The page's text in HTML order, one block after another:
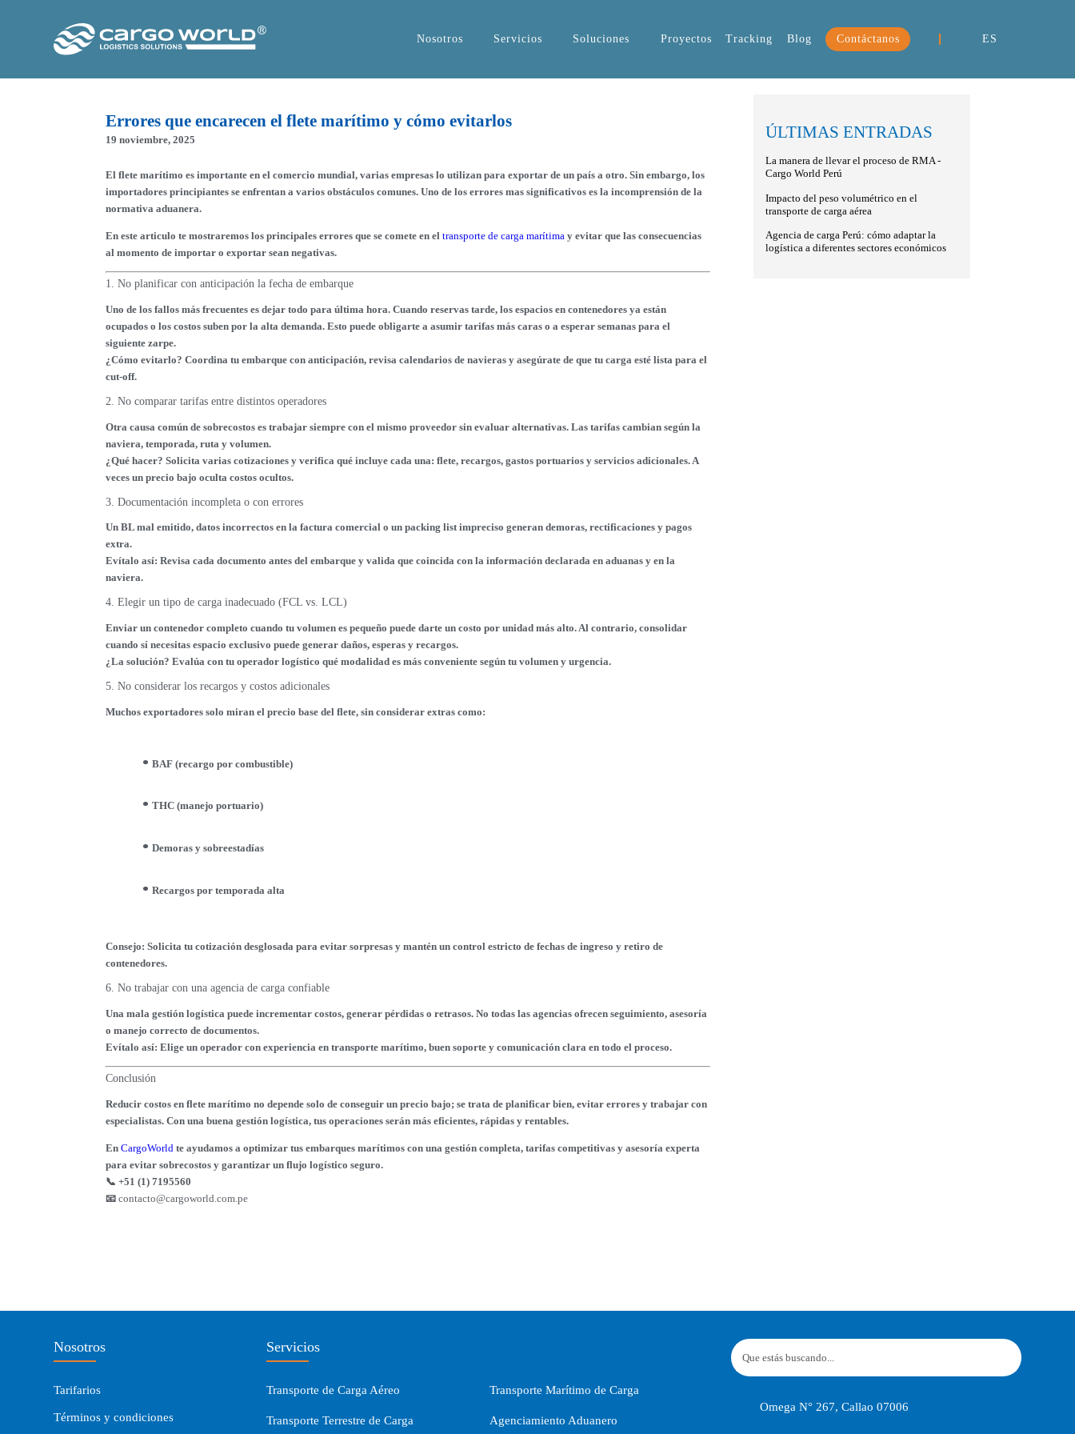
Nosotros Servicios Soluciones Proyectos Tracking Blog Contáctanos ES
Errores que encarecen el flete marítimo y cómo evitarlos
19 noviembre, 2025
El flete marítimo es importante en el comercio mundial, varias empresas lo utilizan para exportar de un país a otro. Sin embargo, los
importadores principiantes se enfrentan a varios obstáculos comunes. Uno de los errores mas significativos es la incomprensión de la
normativa aduanera.
En este articulo te mostraremos los principales errores que se comete en el transporte de carga marítimay evitar que las consecuencias
al momento de importar o exportar sean negativas.
1. No planificar con anticipación la fecha de embarque
Uno de los fallos más frecuentes es dejar todo para última hora. Cuando reservas tarde, los espacios en contenedores ya están
ocupados o los costos suben por la alta demanda. Esto puede obligarte a asumir tarifas más caras o a esperar semanas para el
siguiente zarpe.
¿Cómo evitarlo? Coordina tu embarque con anticipación, revisa calendarios de navieras y asegúrate de que tu carga esté lista para el
cut-off.
2. No comparar tarifas entre distintos operadores
Otra causa común de sobrecostos es trabajar siempre con el mismo proveedor sin evaluar alternativas. Las tarifas cambian según la
naviera, temporada, ruta y volumen.
¿Qué hacer? Solicita varias cotizaciones y verifica qué incluye cada una: flete, recargos, gastos portuarios y servicios adicionales. A
veces un precio bajo oculta costos ocultos.
3. Documentación incompleta o con errores
Un BL mal emitido, datos incorrectos en la factura comercial o un packing list impreciso generan demoras, rectificaciones y pagos
extra.
Evítalo así: Revisa cada documento antes del embarque y valida que coincida con la información declarada en aduanas y en la
naviera.
4. Elegir un tipo de carga inadecuado (FCL vs. LCL)
Enviar un contenedor completo cuando tu volumen es pequeño puede darte un costo por unidad más alto. Al contrario, consolidar
cuando sí necesitas espacio exclusivo puede generar daños, esperas y recargos.
¿La solución? Evalúa con tu operador logístico qué modalidad es más conveniente según tu volumen y urgencia.
5. No considerar los recargos y costos adicionales
Muchos exportadores solo miran el precio base del flete, sin considerar extras como:
BAF (recargo por combustible)
THC (manejo portuario)
Demoras y sobreestadías
Recargos por temporada alta
Consejo: Solicita tu cotización desglosada para evitar sorpresas y mantén un control estricto de fechas de ingreso y retiro de
contenedores.
6. No trabajar con una agencia de carga confiable
Una mala gestión logística puede incrementar costos, generar pérdidas o retrasos. No todas las agencias ofrecen seguimiento, asesoría
o manejo correcto de documentos.
Evítalo así: Elige un operador con experiencia en transporte marítimo, buen soporte y comunicación clara en todo el proceso.
Conclusión
Reducir costos en flete marítimo no depende solo de conseguir un precio bajo; se trata de planificar bien, evitar errores y trabajar con
especialistas. Con una buena gestión logística, tus operaciones serán más eficientes, rápidas y rentables.
En CargoWorld te ayudamos a optimizar tus embarques marítimos con una gestión completa, tarifas competitivas y asesoría experta
para evitar sobrecostos y garantizar un flujo logístico seguro.
📞 +51 (1) 7195560
📧 contacto@cargoworld.com.pe
ÚLTIMAS ENTRADAS
La manera de llevar el proceso de RMA -
Cargo World Perú
Impacto del peso volumétrico en el
transporte de carga aérea
Agencia de carga Perú: cómo adaptar la
logística a diferentes sectores económicos
Nosotros
Tarifarios
Términos y condiciones
Servicios
Transporte de Carga Aéreo Transporte Marítimo de Carga
Transporte Terrestre de Carga Agenciamiento Aduanero
Omega N° 267, Callao 07006